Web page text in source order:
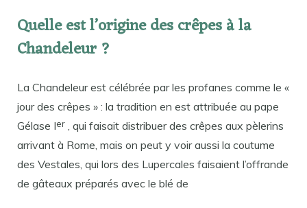
Quelle est l’origine des crêpes à la
Chandeleur ?
La Chandeleur est célébrée par les profanes comme le «
jour des crêpes » : la tradition en est attribuée au pape
Gélase Ier , qui faisait distribuer des crêpes aux pèlerins
arrivant à Rome, mais on peut y voir aussi la coutume
des Vestales, qui lors des Lupercales faisaient l’offrande
de gâteaux préparés avec le blé de